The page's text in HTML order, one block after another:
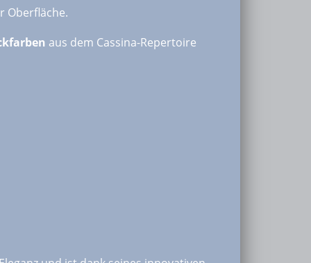
Oberfläche.
aus dem Cassina-Repertoire